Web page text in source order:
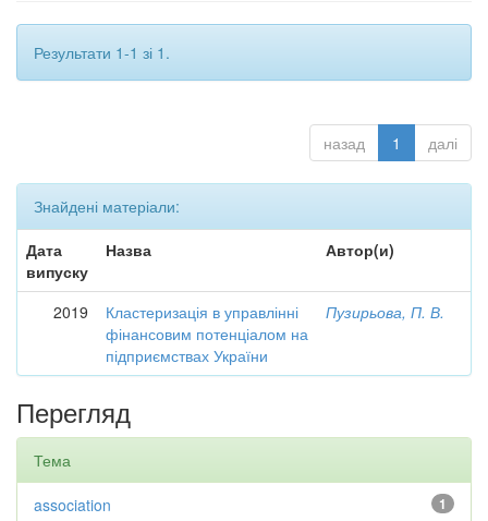
Результати 1-1 зі 1.
назад 1 далі
Знайдені матеріали:
Дата
випуску
Назва Автор(и)
2019
Кластеризація в управлінні
фінансовим потенціалом на
підприємствах України
Пузирьова, П. В.
Перегляд
Тема
1
association